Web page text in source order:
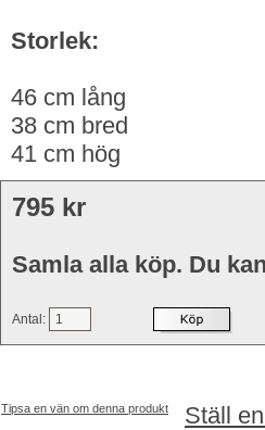
Storlek:
46 cm lång
38 cm bred
41 cm hög
795 kr
Samla alla köp. Du
Antal:
Tipsa en vän om denna produkt Ställ